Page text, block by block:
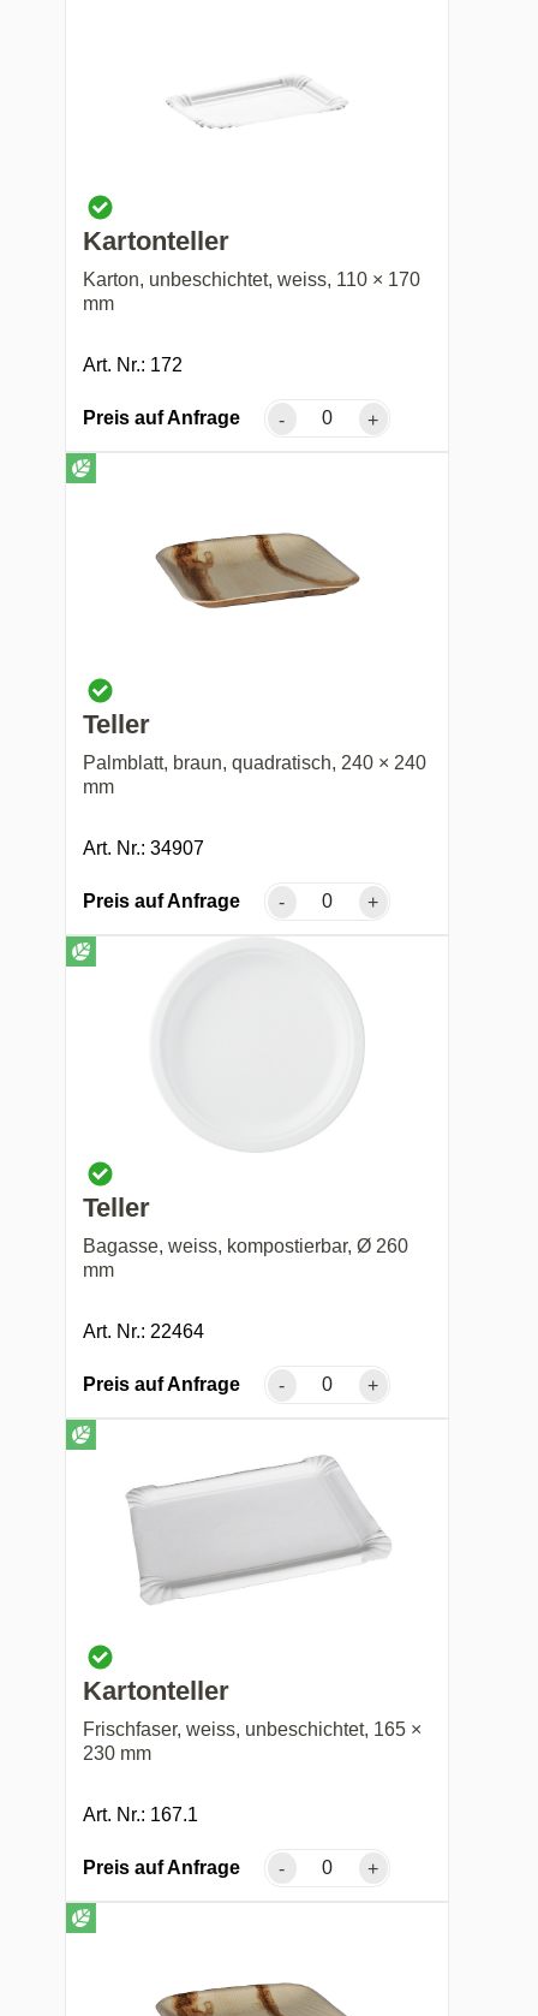
Kartonteller
Karton, unbeschichtet, weiss, 110 × 170
mm
Art. Nr.: 172
Preis auf Anfrage - +
Teller
Palmblatt, braun, quadratisch, 240 × 240
mm
Art. Nr.: 34907
Preis auf Anfrage - +
Teller
Bagasse, weiss, kompostierbar, Ø 260
mm
Art. Nr.: 22464
Preis auf Anfrage - +
Kartonteller
Frischfaser, weiss, unbeschichtet, 165 ×
230 mm
Art. Nr.: 167.1
Preis auf Anfrage - +